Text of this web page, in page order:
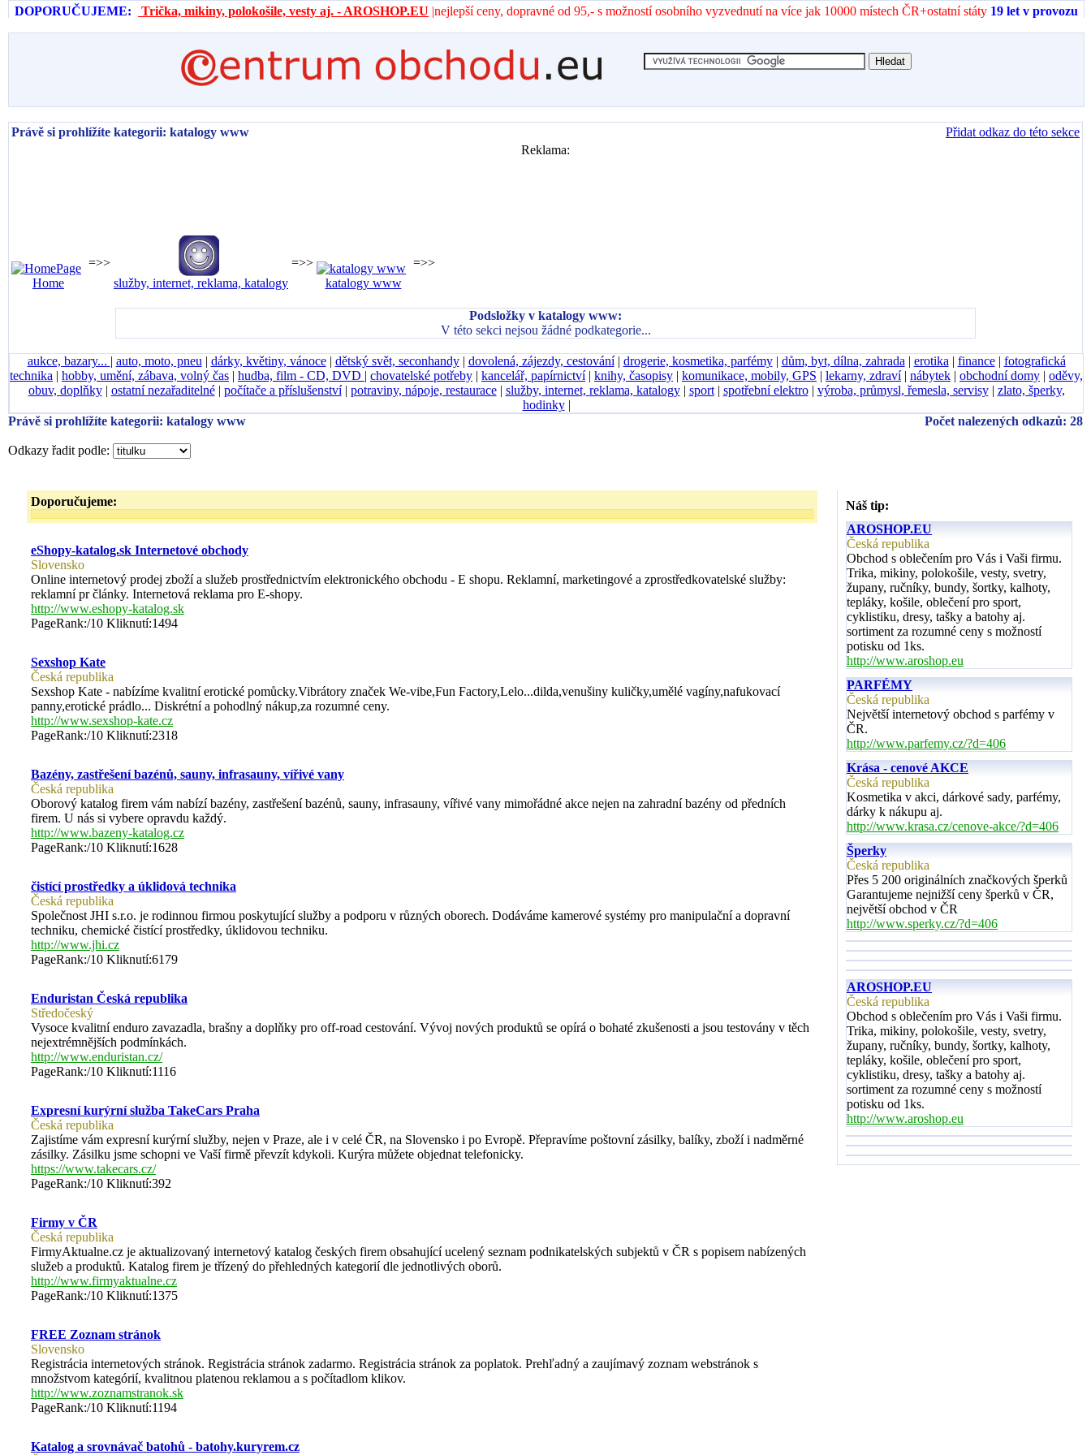
DOPORUČUJEME: Trička, mikiny, polokošile, vesty aj. - AROSHOP.EU |nejlepší ceny, dopravné od 95,- s možností osobního vyzvednutí na více jak 10000 místech ČR+ostatní státy 19 let v provozu
Právě si prohlížíte kategorii: katalogy www
Přidat odkaz do této sekce
Reklama:
Home
=>>
služby, internet, reklama, katalogy
=>>
katalogy www
=>>
Podsložky v katalogy www:
V této sekci nejsou žádné podkategorie...
aukce, bazary... | auto, moto, pneu | dárky, květiny, vánoce| dětský svět, seconhandy| dovolená, zájezdy, cestování| drogerie, kosmetika, parfémy| dům, byt, dílna, zahrada | erotika | finance| fotografická
technika | hobby, umění, zábava, volný čas | hudba, film - CD, DVD | chovatelské potřeby | kancelář, papírnictví| knihy, časopisy | komunikace, mobily, GPS | lekarny, zdraví| nábytek | obchodní domy | oděvy,
obuv, doplňky| ostatní nezařaditelné| počítače a příslušenství| potraviny, nápoje, restaurace| služby, internet, reklama, katalogy| sport| spotřební elektro| výroba, průmysl, řemesla, servisy| zlato, šperky,
hodinky|
Právě si prohlížíte kategorii: katalogy www
Počet nalezených odkazů: 28
Odkazy řadit podle:
Doporučujeme:
eShopy-katalog.sk Internetové obchody
Slovensko
Online internetový prodej zboží a služeb prostřednictvím elektronického obchodu - E shopu. Reklamní, marketingové a zprostředkovatelské služby:
reklamní pr články. Internetová reklama pro E-shopy.
http://www.eshopy-katalog.sk
PageRank:/10 Kliknutí:1494
Sexshop Kate
Česká republika
Sexshop Kate - nabízíme kvalitní erotické pomůcky.Vibrátory značek We-vibe,Fun Factory,Lelo...dilda,venušiny kuličky,umělé vagíny,nafukovací
panny,erotické prádlo... Diskrétní a pohodlný nákup,za rozumné ceny.
http://www.sexshop-kate.cz
PageRank:/10 Kliknutí:2318
Bazény, zastřešení bazénů, sauny, infrasauny, vířivé vany
Česká republika
Oborový katalog firem vám nabízí bazény, zastřešení bazénů, sauny, infrasauny, vířivé vany mimořádné akce nejen na zahradní bazény od předních
firem. U nás si vybere opravdu každý.
http://www.bazeny-katalog.cz
PageRank:/10 Kliknutí:1628
čistící prostředky a úklidová technika
Česká republika
Společnost JHI s.r.o. je rodinnou firmou poskytující služby a podporu v různých oborech. Dodáváme kamerové systémy pro manipulační a dopravní
techniku, chemické čistící prostředky, úklidovou techniku.
http://www.jhi.cz
PageRank:/10 Kliknutí:6179
Enduristan Česká republika
Středočeský
Vysoce kvalitní enduro zavazadla, brašny a doplňky pro off-road cestování. Vývoj nových produktů se opírá o bohaté zkušenosti a jsou testovány v těch
nejextrémnějších podmínkách.
http://www.enduristan.cz/
PageRank:/10 Kliknutí:1116
Expresní kurýrní služba TakeCars Praha
Česká republika
Zajistíme vám expresní kurýrní služby, nejen v Praze, ale i v celé ČR, na Slovensko i po Evropě. Přepravíme poštovní zásilky, balíky, zboží i nadměrné
zásilky. Zásilku jsme schopni ve Vaší firmě převzít kdykoli. Kurýra můžete objednat telefonicky.
https://www.takecars.cz/
PageRank:/10 Kliknutí:392
Firmy v ČR
Česká republika
FirmyAktualne.cz je aktualizovaný internetový katalog českých firem obsahující ucelený seznam podnikatelských subjektů v ČR s popisem nabízených
služeb a produktů. Katalog firem je třízený do přehledných kategorií dle jednotlivých oborů.
http://www.firmyaktualne.cz
PageRank:/10 Kliknutí:1375
FREE Zoznam stránok
Slovensko
Registrácia internetových stránok. Registrácia stránok zadarmo. Registrácia stránok za poplatok. Prehľadný a zaujímavý zoznam webstránok s
množstvom kategórií, kvalitnou platenou reklamou a s počítadlom klikov.
http://www.zoznamstranok.sk
PageRank:/10 Kliknutí:1194
Katalog a srovnávač batohů - batohy.kuryrem.cz
Náš tip:
AROSHOP.EU
Česká republika
Obchod s oblečením pro Vás i Vaši firmu.
Trika, mikiny, polokošile, vesty, svetry,
župany, ručníky, bundy, šortky, kalhoty,
tepláky, košile, oblečení pro sport,
cyklistiku, dresy, tašky a batohy aj.
sortiment za rozumné ceny s možností
potisku od 1ks.
http://www.aroshop.eu
PARFÉMY
Česká republika
Největší internetový obchod s parfémy v
ČR.
http://www.parfemy.cz/?d=406
Krása - cenové AKCE
Česká republika
Kosmetika v akci, dárkové sady, parfémy,
dárky k nákupu aj.
http://www.krasa.cz/cenove-akce/?d=406
Šperky
Česká republika
Přes 5 200 originálních značkových šperků
Garantujeme nejnižší ceny šperků v ČR,
největší obchod v ČR
http://www.sperky.cz/?d=406
AROSHOP.EU
Česká republika
Obchod s oblečením pro Vás i Vaši firmu.
Trika, mikiny, polokošile, vesty, svetry,
župany, ručníky, bundy, šortky, kalhoty,
tepláky, košile, oblečení pro sport,
cyklistiku, dresy, tašky a batohy aj.
sortiment za rozumné ceny s možností
potisku od 1ks.
http://www.aroshop.eu